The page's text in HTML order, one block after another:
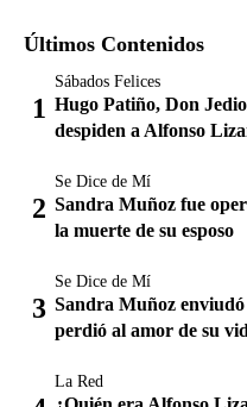
Últimos Contenidos
Sábados Felices
Hugo Patiño, Don
despiden a Alfonso
Se Dice de Mí
Sandra Muñoz fue
la muerte de su esposo
Se Dice de Mí
Sandra Muñoz enviudó
perdió al amor de su
La Red